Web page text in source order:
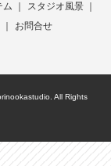
ム スタジオ風景
お問合せ
All Rights